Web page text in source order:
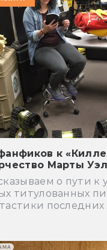
к
Марты
о пути к
титулованных
последних